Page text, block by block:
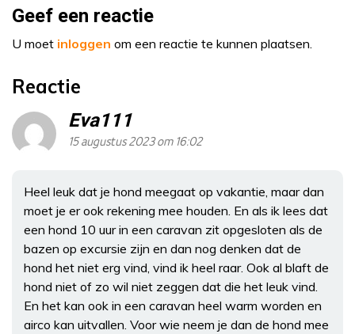
Geef een reactie
U moet inloggen om een reactie te kunnen plaatsen.
Reactie
Eva111
15 augustus 2023 om 16:02
Heel leuk dat je hond meegaat op vakantie, maar dan
moet je er ook rekening mee houden. En als ik lees dat
een hond 10 uur in een caravan zit opgesloten als de
bazen op excursie zijn en dan nog denken dat de
hond het niet erg vind, vind ik heel raar. Ook al blaft de
hond niet of zo wil niet zeggen dat die het leuk vind.
En het kan ook in een caravan heel warm worden en
airco kan uitvallen. Voor wie neem je dan de hond mee